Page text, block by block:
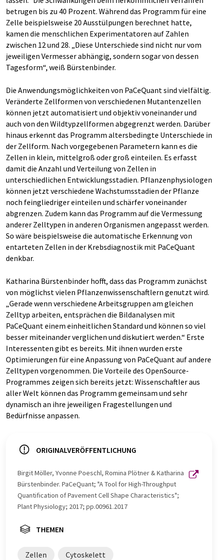
betrugen bis zu 40 Prozent. Während das Programm für eine
Zelle beispielsweise 20 Ausstülpungen berechnet hatte,
kamen die menschlichen Experimentatoren auf Zahlen
zwischen 12 und 28. „Diese Unterschiede sind nicht nur vom
jeweiligen Vermesser abhängig, sondern sogar von dessen
Tagesform“, weiß Bürstenbinder.
Die Anwendungsmöglichkeiten von PaCeQuant sind vielfältig.
Veränderte Zellformen von verschiedenen Mutantenzellen
können jetzt automatisiert und objektiv voneinander und
auch von den Wildtypzellformen abgegrenzt werden. Darüber
hinaus erkennt das Programm altersbedingte Unterschiede in
der Zellform. Nach vorgegebenen Parametern kann es die
Zellen in klein, mittelgroß oder groß einteilen. Es erfasst
damit die Anzahl und Verteilung von Zellen in
unterschiedlichen Entwicklungsstadien. Pflanzenphysiologen
können jetzt verschiedene Wachstumsstadien der Pflanze
noch feingliedriger einteilen und schärfer voneinander
abgrenzen. Zudem kann das Programm auf die Vermessung
anderer Zelltypen in anderen Organismen angepasst werden.
So wäre beispielsweise die automatische Erkennung von
entarteten Zellen in der Krebsdiagnostik mit PaCeQuant
denkbar.
Katharina Bürstenbinder hofft, dass das Programm zunächst
von möglichst vielen Pflanzenwissenschaftlern genutzt wird.
„Gerade wenn verschiedene Arbeitsgruppen am gleichen
Zelltyp arbeiten, entsprächen die Bildanalysen mit
PaCeQuant einem einheitlichen Standard und können so viel
besser miteinander verglichen und diskutiert werden.“ Erste
Interessenten gibt es bereits. Mit ihnen wurden erste
Optimierungen für eine Anpassung von PaCeQuant auf andere
Zelltypen vorgenommen. Die Vorteile des OpenSource-
Programmes zeigen sich bereits jetzt: Wissenschaftler aus
aller Welt können das Programm gemeinsam und sehr
dynamisch an ihre jeweiligen Fragestellungen und
Bedürfnisse anpassen.
ORIGINALVERÖFFENTLICHUNG
Birgit Möller, Yvonne Poeschl, Romina Plötner & Katharina
Bürstenbinder. PaCeQuant; "A Tool for High-Throughput
Quantification of Pavement Cell Shape Characteristics";
Plant Physiology; 2017; pp.00961.2017
THEMEN
Zellen Cytoskelett